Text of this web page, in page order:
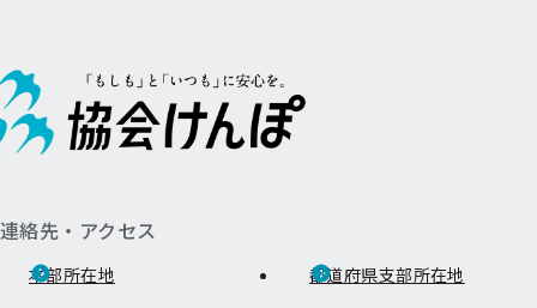
連絡先・アクセス
本部所在地 都道府県支部所在地